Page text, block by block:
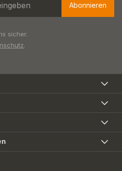
Abonnieren
sicher.
.